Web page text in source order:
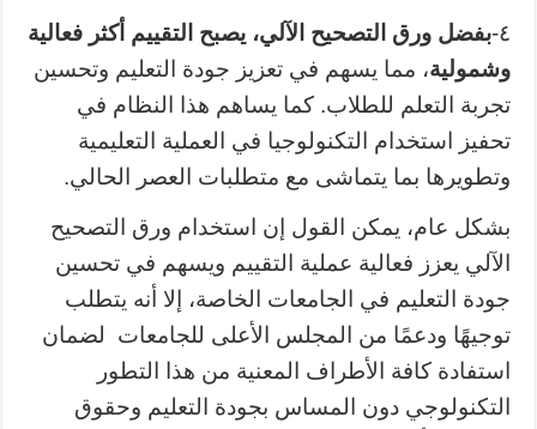
٤- بفضلورق التصحيح الآلي، يصبح التقييم أكثر فعالية
وشمولية، مما يسهم في تعزيز جودة التعليم وتحسين
تجربة التعلم للطلاب. كما يساهم هذا النظام في
تحفيز استخدام التكنولوجيا في العملية التعليمية
وتطويرها بما يتماشى مع متطلبات العصر الحالي.
بشكل عام، يمكن القول إن استخدام ورق التصحيح
الآلي يعزز فعالية عملية التقييم ويسهم في تحسين
جودة التعليم في الجامعات الخاصة، إلا أنه يتطلب
توجيهًا ودعمًا من
المجلس الأعلى للجامعات لضمان
استفادة كافة الأطراف المعنية من هذا التطور
التكنولوجي دون المساس بجودة التعليم وحقوق